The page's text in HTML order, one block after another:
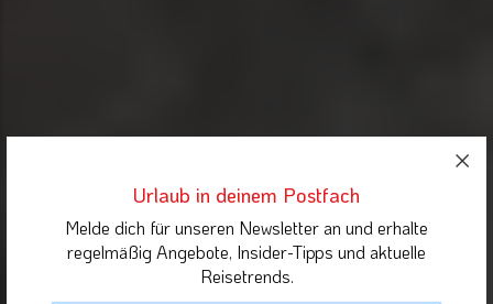
Urlaub in deinem Postfach
Melde dich für unseren Newsletter an und erhalte
regelmäßig Angebote, Insider-Tipps und aktuelle
Reisetrends.